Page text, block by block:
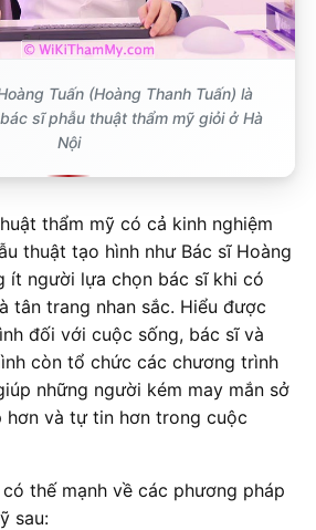
Tuấn (Hoàng Thanh Tuấn) là
sĩ phẫu thuật thẩm mỹ giỏi ở Hà
Nội
thẩm mỹ có cả kinh nghiệm
thuật tạo hình như Bác sĩ Hoàng
ít người lựa chọn bác sĩ khi có
tân trang nhan sắc. Hiểu được
đối với cuộc sống, bác sĩ và
còn tổ chức các chương trình
những người kém may mắn sở
hơn và tự tin hơn trong cuộc
thế mạnh về các phương pháp
sau: